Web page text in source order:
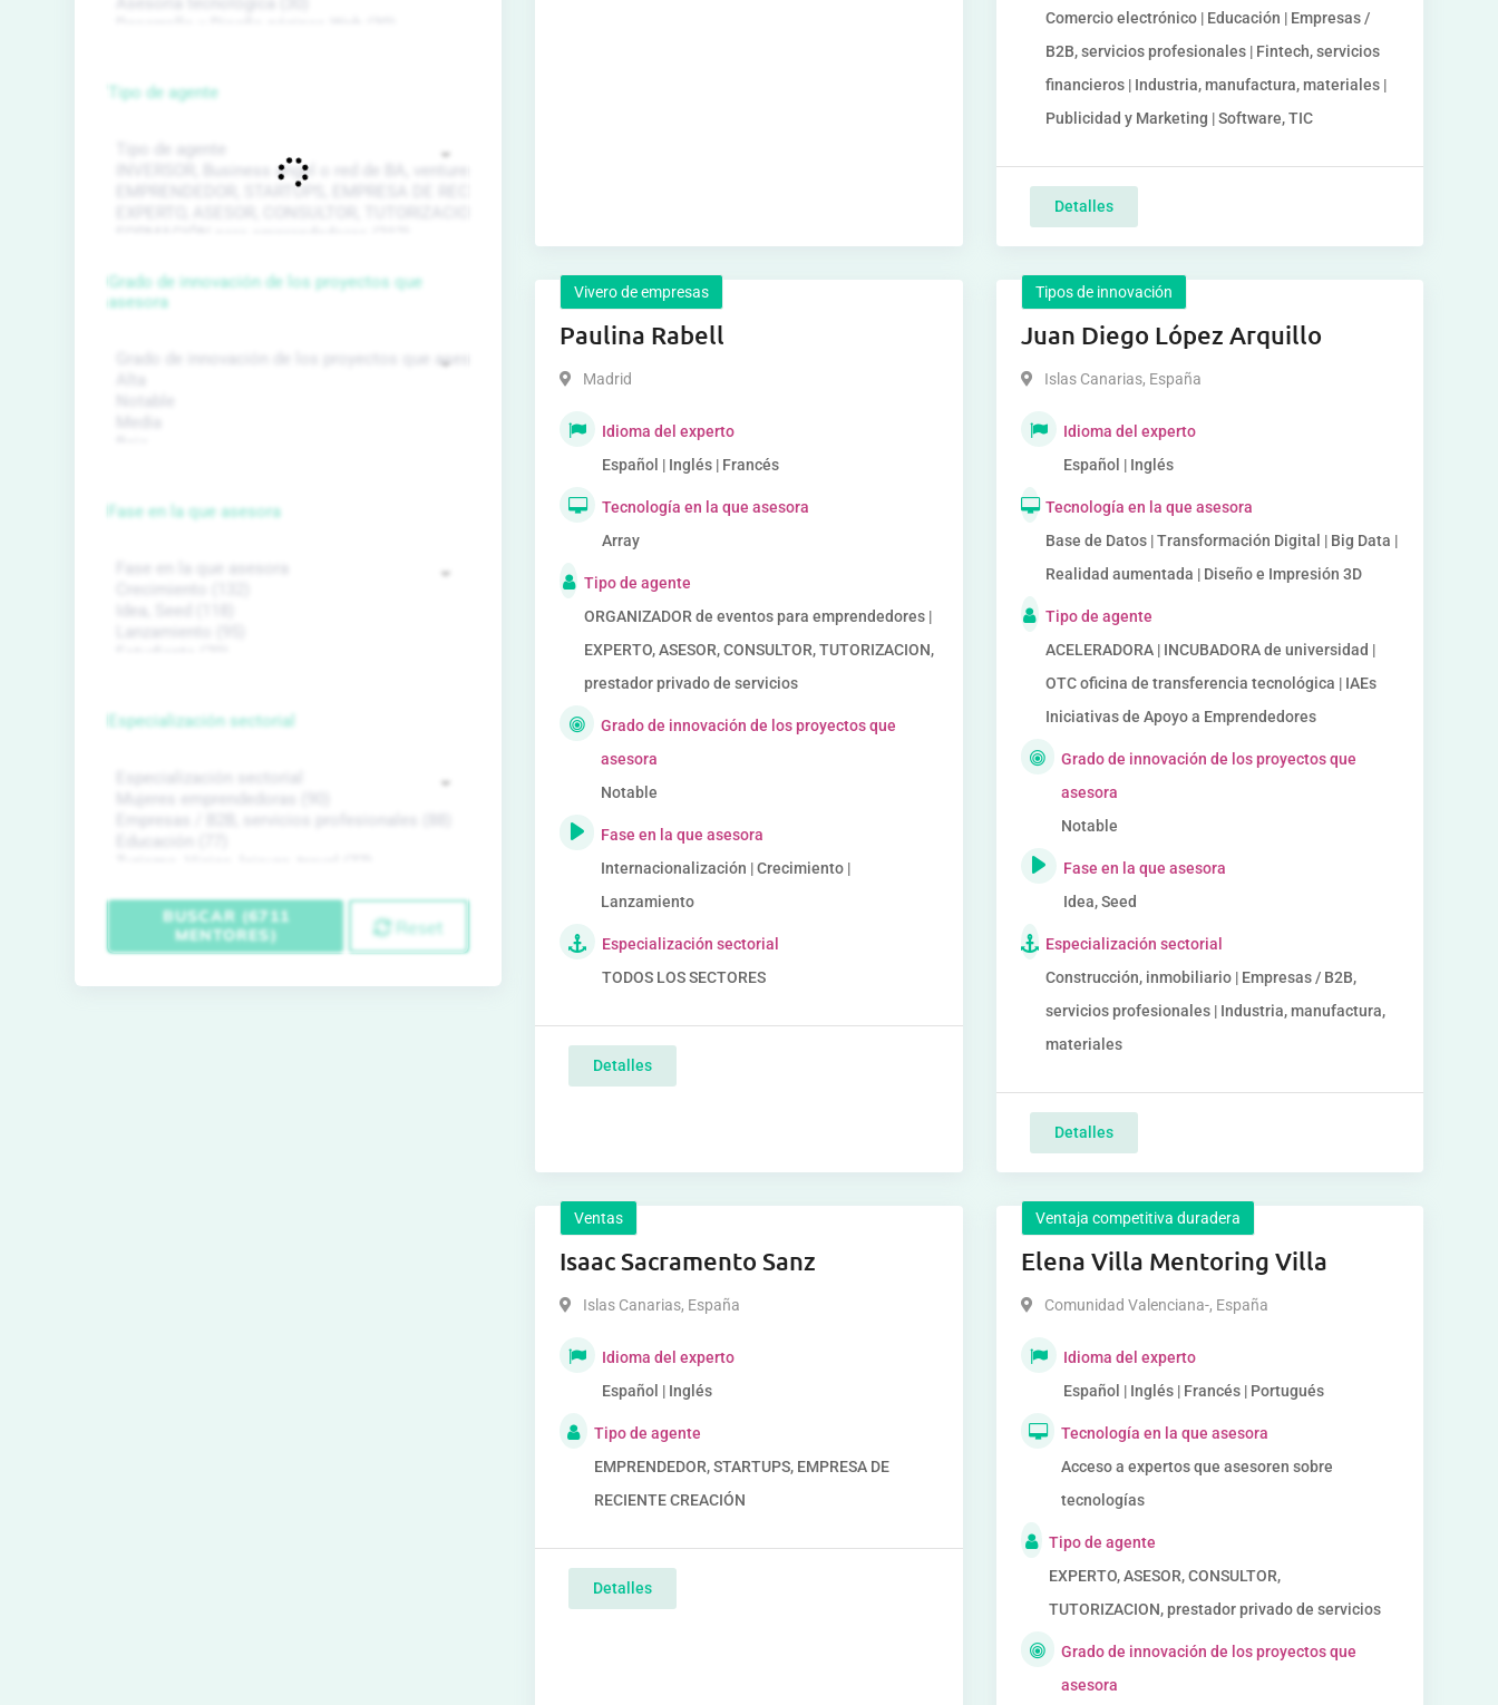
Comercio electrónico | Educación | Empresas /
B2B, servicios profesionales | Fintech, servicios
financieros | Industria, manufactura, materiales |
Publicidad y Marketing | Software, TIC
Detalles
Vivero de empresas
Paulina Rabell
Madrid
Idioma del experto
Español | Inglés | Francés
Tecnología en la que asesora
Array
Tipo de agente
ORGANIZADOR de eventos para emprendedores |
EXPERTO, ASESOR, CONSULTOR, TUTORIZACION,
prestador privado de servicios
Grado de innovación de los proyectos que
asesora
Notable
Fase en la que asesora
Internacionalización | Crecimiento |
Lanzamiento
Especialización sectorial
TODOS LOS SECTORES
Detalles
Tipos de innovación
Juan Diego López Arquillo
Islas Canarias, España
Idioma del experto
Español | Inglés
Tecnología en la que asesora
Base de Datos | Transformación Digital | Big Data |
Realidad aumentada | Diseño e Impresión 3D
Tipo de agente
ACELERADORA | INCUBADORA de universidad |
OTC oficina de transferencia tecnológica | IAEs
Iniciativas de Apoyo a Emprendedores
Grado de innovación de los proyectos que
asesora
Notable
Fase en la que asesora
Idea, Seed
Especialización sectorial
Construcción, inmobiliario | Empresas / B2B,
servicios profesionales | Industria, manufactura,
materiales
Detalles
Ventas
Isaac Sacramento Sanz
Islas Canarias, España
Idioma del experto
Español | Inglés
Tipo de agente
EMPRENDEDOR, STARTUPS, EMPRESA DE
RECIENTE CREACIÓN
Detalles
Ventaja competitiva duradera
Elena Villa Mentoring Villa
Comunidad Valenciana-, España
Idioma del experto
Español | Inglés | Francés | Portugués
Tecnología en la que asesora
Acceso a expertos que asesoren sobre
tecnologías
Tipo de agente
EXPERTO, ASESOR, CONSULTOR,
TUTORIZACION, prestador privado de servicios
Grado de innovación de los proyectos que
asesora
Tipo de agente
Grado de innovación de los proyectos que
asesora
Fase en la que asesora
Especialización sectorial
BUSCAR (6711
MENTORES)
Reset